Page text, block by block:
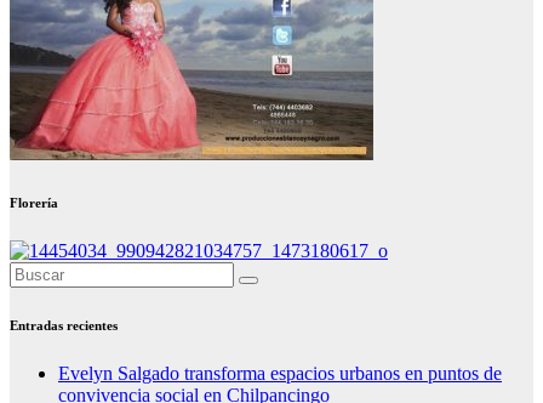
Florería
Entradas recientes
Evelyn Salgado transforma espacios urbanos en puntos de
convivencia social en Chilpancingo